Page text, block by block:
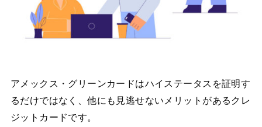
アメックス・グリーンカードはハイステータスを証明す
るだけではなく、他にも見逃せないメリットがあるクレ
ジットカードです。